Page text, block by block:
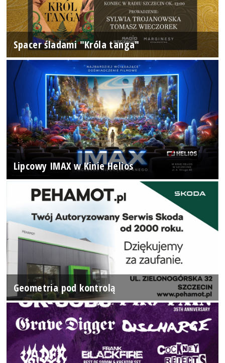
Spacer śladami "Króla tanga"
Lipcowy IMAX w Kinie Helios
Geometria pod kontrolą